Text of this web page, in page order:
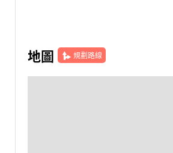
地圖 規劃路線